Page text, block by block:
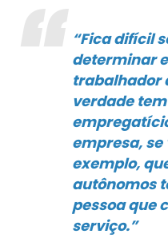
“Fica difícil
determinar
trabalhador
verdade
empresa,
exemplo,
autônomos
pessoa que
serviço.”